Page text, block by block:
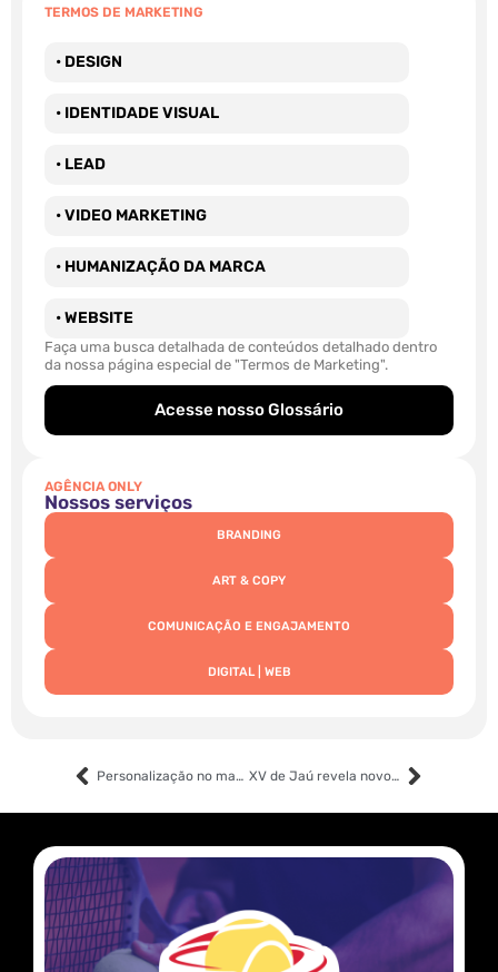
TERMOS DE MARKETING
• DESIGN
• IDENTIDADE VISUAL
• LEAD
• VIDEO MARKETING
• HUMANIZAÇÃO DA MARCA
• WEBSITE
Faça uma busca detalhada de conteúdos detalhado dentro
da nossa página especial de "Termos de Marketing".
Acesse nosso Glossário
AGÊNCIA ONLY
Nossos serviços
BRANDING
ART & COPY
COMUNICAÇÃO E ENGAJAMENTO
DIGITAL | WEB
Personalização no marketing: O futuro do marketing estratégico XV de Jaú revela novo escudo em celebração ao seu centenário